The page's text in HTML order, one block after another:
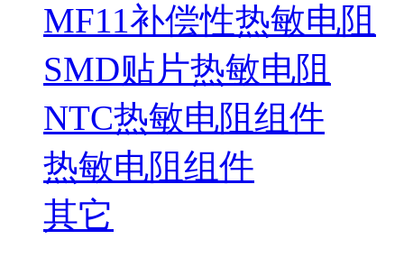
MF11补偿性热敏电阻
SMD贴片热敏电阻
NTC热敏电阻组件
热敏电阻组件
其它